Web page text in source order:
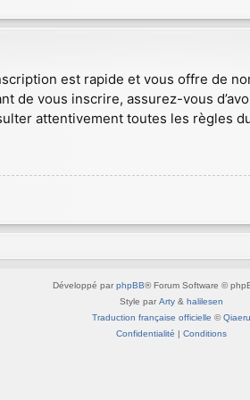
est rapide et vous offre de
de vous inscrire, assurez-vous
attentivement toutes les règles
Développé par phpBB® Forum Software ©
Style par Arty & halilesen
Traduction française officielle ©Qiaeru
Confidentialité | Conditions